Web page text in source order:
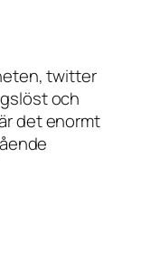
twitter
och
det enormt